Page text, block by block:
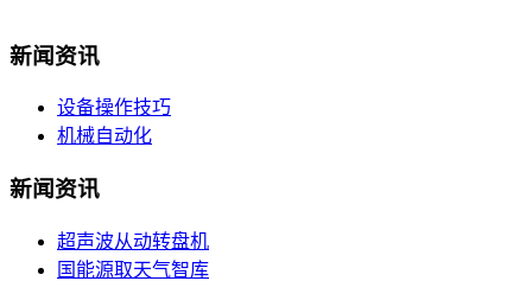
新闻资讯
设备操作技巧
机械自动化
新闻资讯
超声波从动转盘机
国能源取天气智库